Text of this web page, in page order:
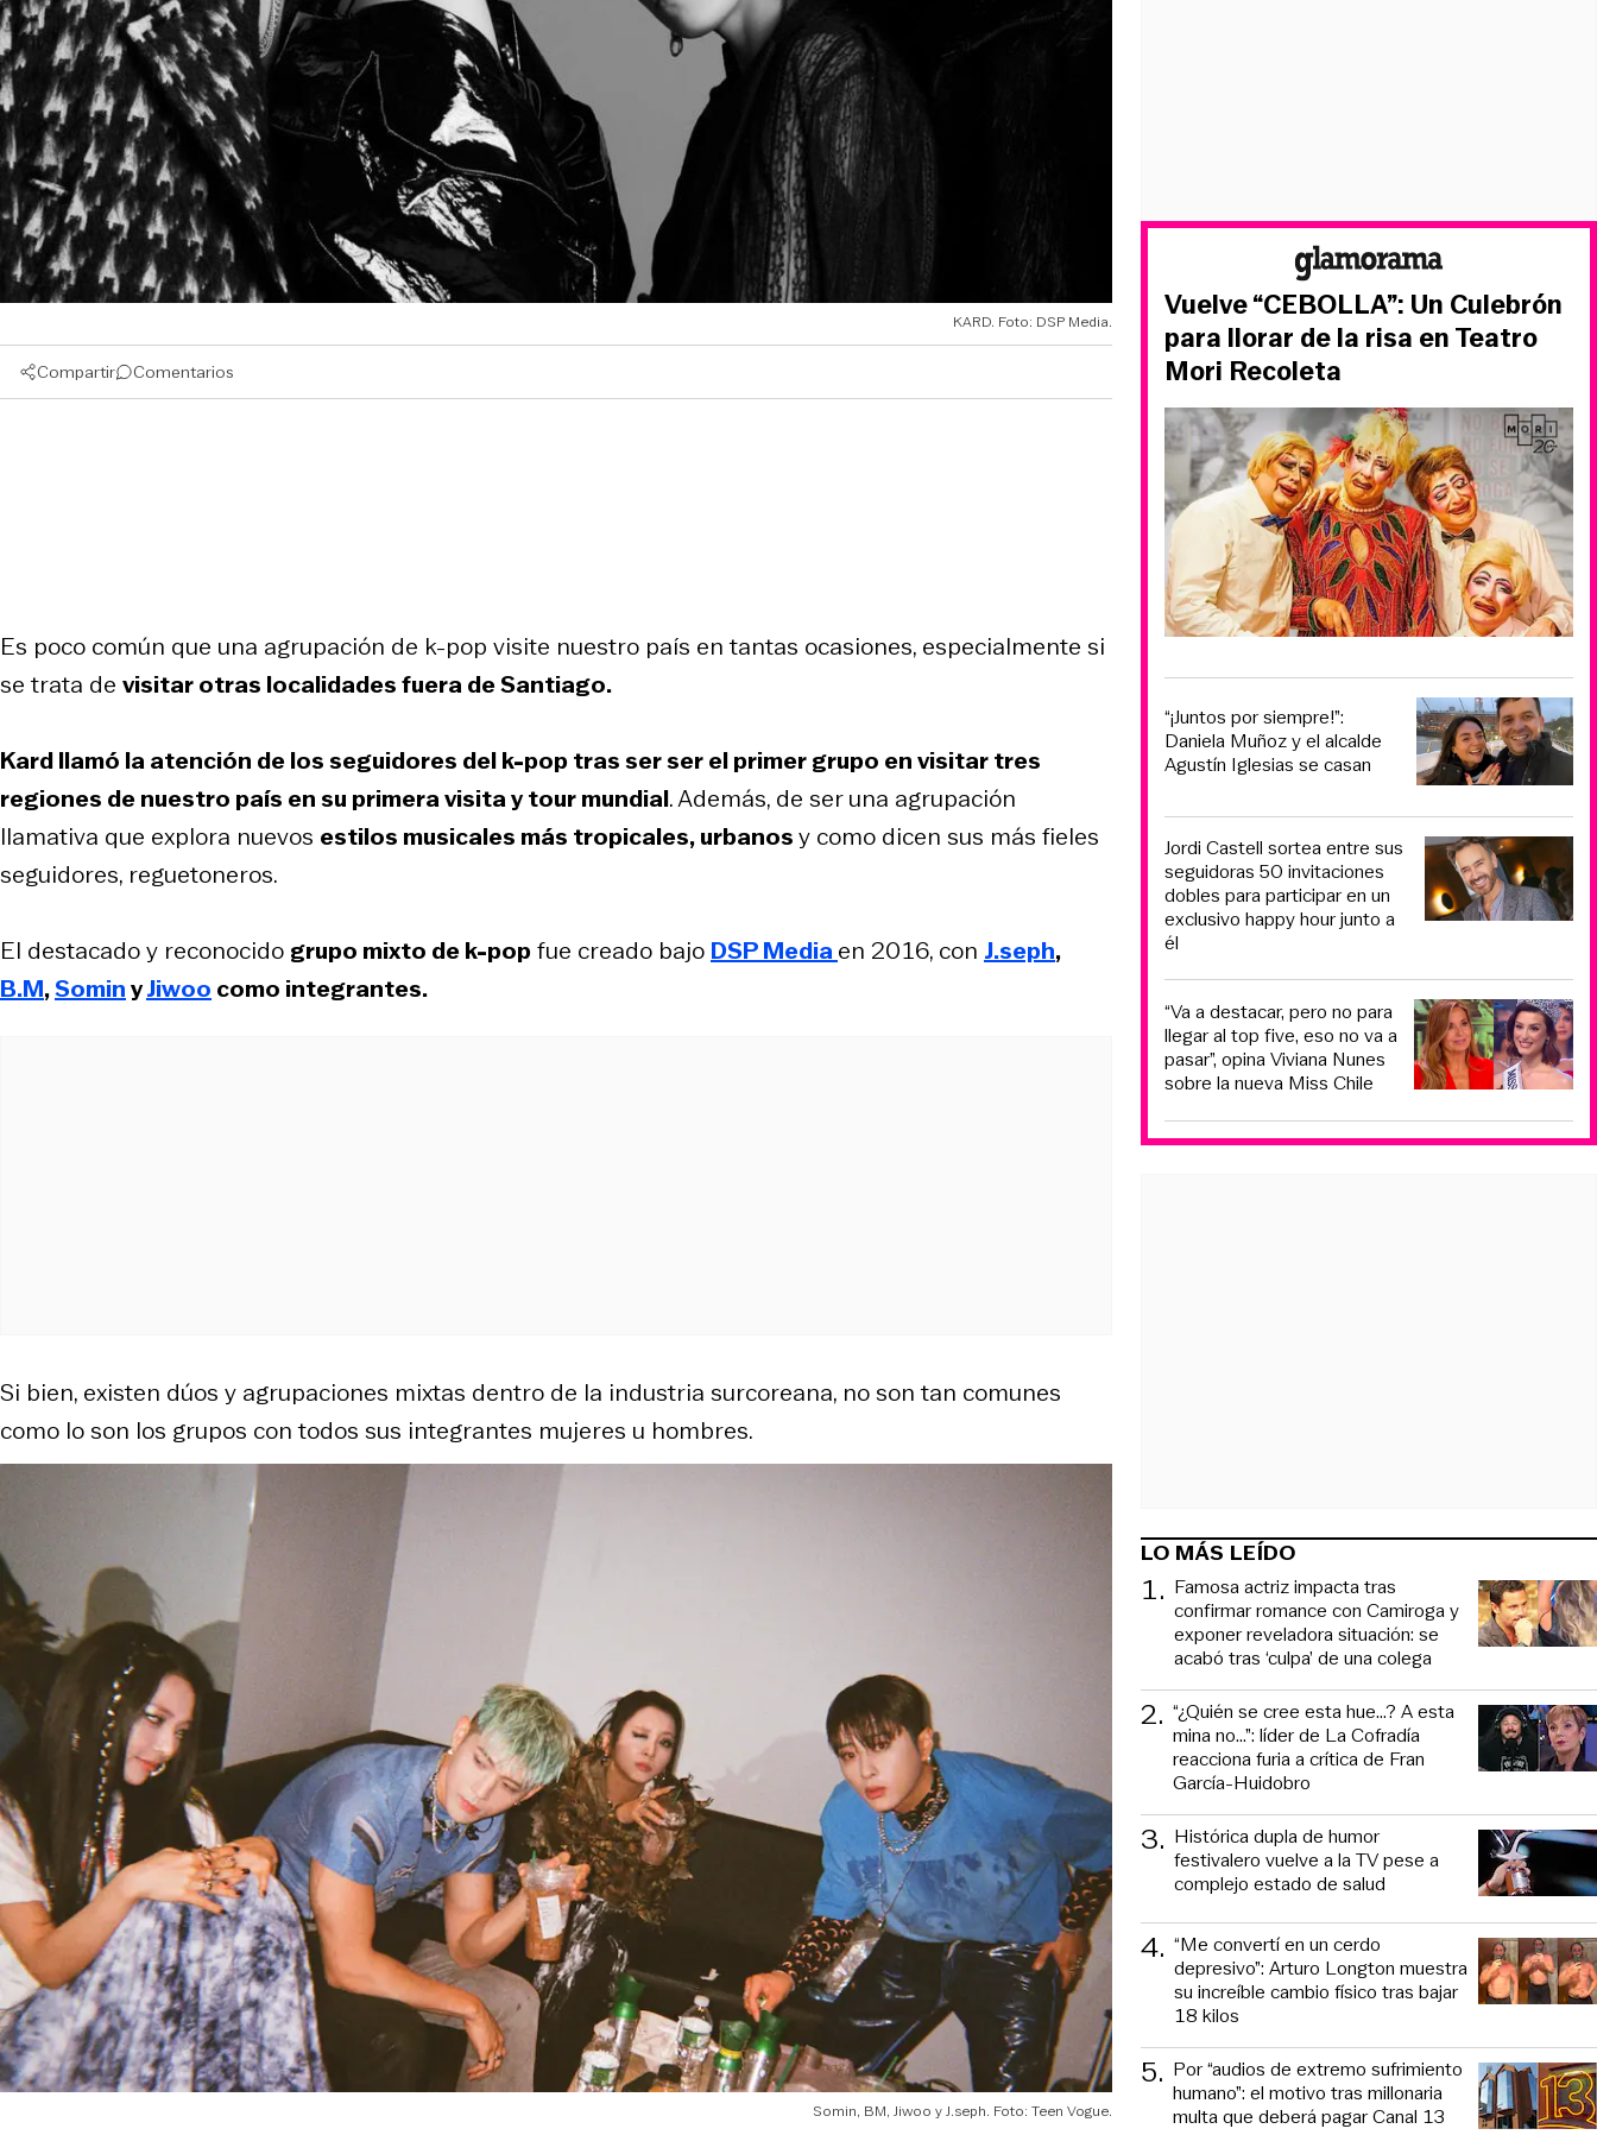
KARD. Foto: DSP Media.
Compartir Comentarios
Es poco común que una agrupación de k-pop visite nuestro país en tantas ocasiones, especialmente si
se trata de visitar otras localidades fuera de Santiago.
Kard llamó la atención de los seguidores del k-pop tras ser ser el primer grupo en visitar tres
regiones de nuestro país en su primera visita y tour mundial. Además, de ser una agrupación
llamativa que explora nuevos estilos musicales más tropicales, urbanosy como dicen sus más fieles
seguidores, reguetoneros.
El destacado y reconocido grupo mixto de k-pop fue creado bajo DSP Mediaen 2016, con J.seph,
B.M,SominyJiwoo como integrantes.
Si bien, existen dúos y agrupaciones mixtas dentro de la industria surcoreana, no son tan comunes
como lo son los grupos con todos sus integrantes mujeres u hombres.
Somin, BM, Jiwoo y J.seph. Foto: Teen Vogue.
Vuelve “CEBOLLA”: Un Culebrón
para llorar de la risa en Teatro
Mori Recoleta
“¡Juntos por siempre!”:
Daniela Muñoz y el alcalde
Agustín Iglesias se casan
Jordi Castell sortea entre sus
seguidoras 50 invitaciones
dobles para participar en un
exclusivo happy hour junto a
él
“Va a destacar, pero no para
llegar al top five, eso no va a
pasar”, opina Viviana Nunes
sobre la nueva Miss Chile
LO MÁS LEÍDO
1. Famosa actriz impacta tras
confirmar romance con Camiroga y
exponer reveladora situación: se
acabó tras ‘culpa’ de una colega
2. “¿Quién se cree esta hue...? A esta
mina no...”: líder de La Cofradía
reacciona furia a crítica de Fran
García-Huidobro
3. Histórica dupla de humor
festivalero vuelve a la TV pese a
complejo estado de salud
4. “Me convertí en un cerdo
depresivo”: Arturo Longton muestra
su increíble cambio físico tras bajar
18 kilos
5. Por “audios de extremo sufrimiento
humano”: el motivo tras millonaria
multa que deberá pagar Canal 13